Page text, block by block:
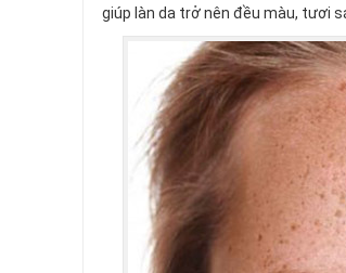
giúp làn da trở nên đều màu, tươi